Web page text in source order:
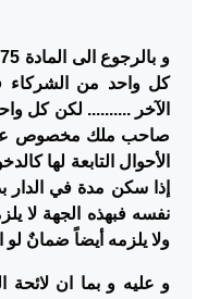
كل واحد من
الآخر.......... لكن كل
صاحب ملك مخصوص
الأحوال التابعة لها
إذا سكن مدة في
نفسه فبهذه الجهة لا
ولا يلزمه أيضاً ضمانٌ لو
و عليه و بما ان